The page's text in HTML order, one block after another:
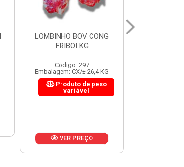
FIGADO BOV CONG FRIBOI
KG
Código: 222
Embalagem: CX/± 30,12 KG
Produto de peso
variável
VER PREÇO